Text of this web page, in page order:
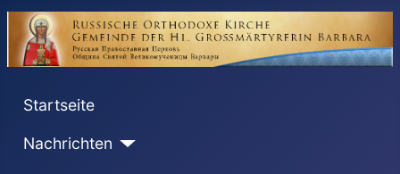
Startseite
Nachrichten